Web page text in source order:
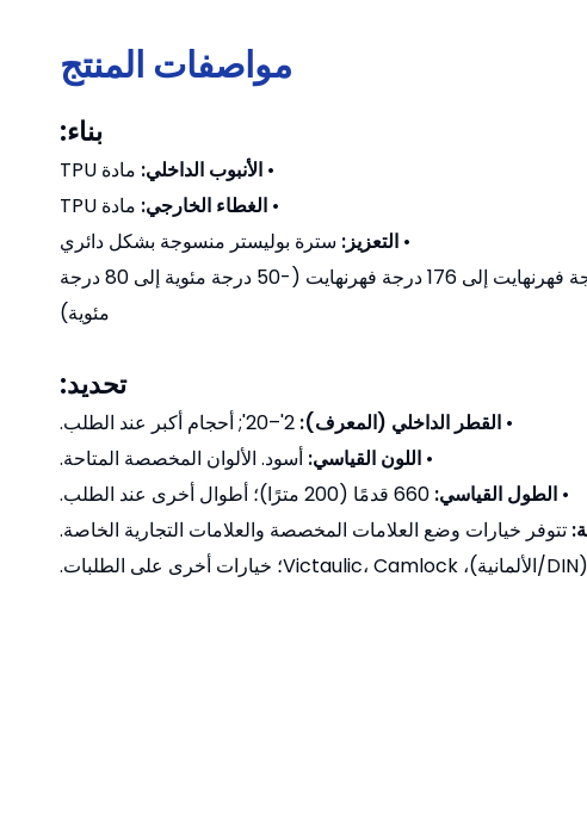
مواصفات المنتج
بناء:
• الأنبوب الداخلي: مادة TPU
• الغطاء الخارجي: مادة TPU
• التعزيز: سترة بوليستر منسوجة بشكل دائري
-60 درجة فهرنهايت إلى 176 درجة فهرنهايت (-50 درجة مئوية إلى 80 درجة
مئوية)
تحديد:
• القطر الداخلي (المعرف): 2'–20'; أحجام أكبر عند الطلب.
• اللون القياسي: أسود. الألوان المخصصة المتاحة.
• الطول القياسي: 660 قدمًا (200 مترًا)؛ أطوال أخرى عند الطلب.
تتوفر خيارات وضع العلامات المخصصة والعلامات التجارية الخاصة.